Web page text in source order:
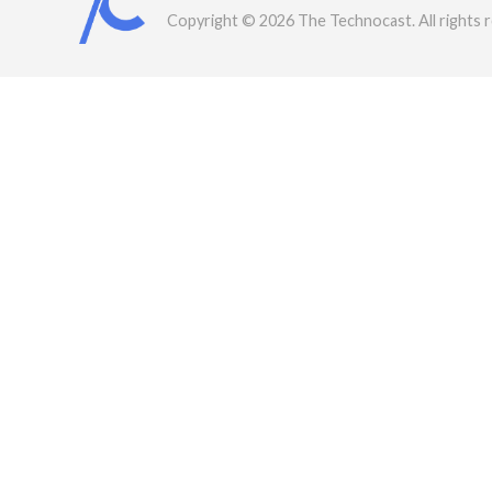
Copyright © 2026 The Technocast. All rights